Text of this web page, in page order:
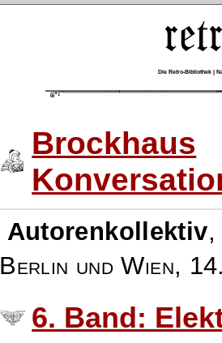
Die Retro-Bibliothek |
Brockhaus
Autorenkollektiv
Berlin und Wien,
6. Band: